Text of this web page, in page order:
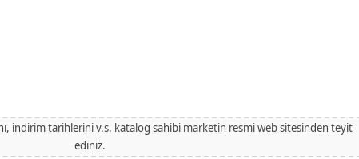
indirim tarihlerini v.s. katalog sahibi marketin resmi web sitesinden teyit
ediniz.